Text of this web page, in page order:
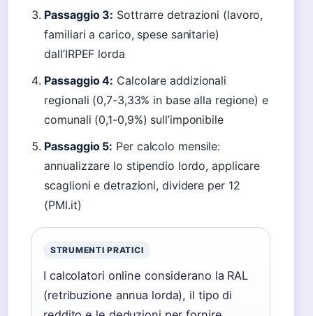
Passaggio 3: Sottrarre detrazioni (lavoro,
familiari a carico, spese sanitarie)
dall’IRPEF lorda
Passaggio 4: Calcolare addizionali
regionali (0,7-3,33% in base alla regione) e
comunali (0,1-0,9%) sull’imponibile
Passaggio 5: Per calcolo mensile:
annualizzare lo stipendio lordo, applicare
scaglioni e detrazioni, dividere per 12
(PMI.it)
STRUMENTI PRATICI
I calcolatori online considerano la RAL
(retribuzione annua lorda), il tipo di